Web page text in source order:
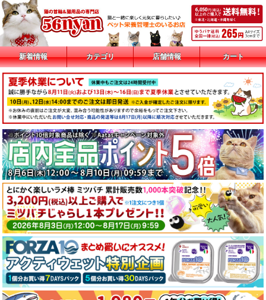
新着情報 カテゴリ 店舗情報 カート